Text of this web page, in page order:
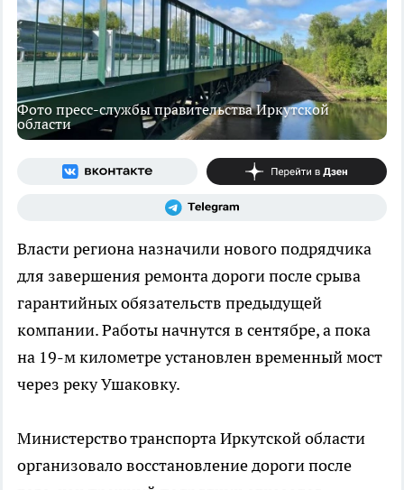
Фото пресс-службы правительства Иркутской
области
Власти региона назначили нового подрядчика
для завершения ремонта дороги после срыва
гарантийных обязательств предыдущей
компании. Работы начнутся в сентябре, а пока
на 19-м километре установлен временный мост
через реку Ушаковку.
Министерство транспорта Иркутской области
организовало восстановление дороги после